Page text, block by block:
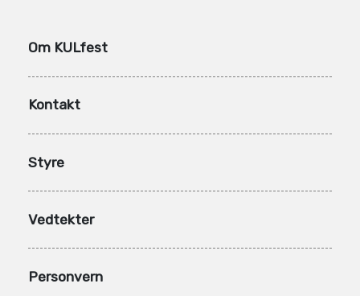
Om KULfest
Kontakt
Styre
Vedtekter
Personvern